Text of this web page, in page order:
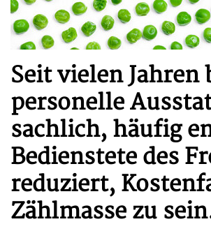
Seit vielen
personelle
sachlich, häufig
Bedienstete des
reduziert,
Zählmasse zu